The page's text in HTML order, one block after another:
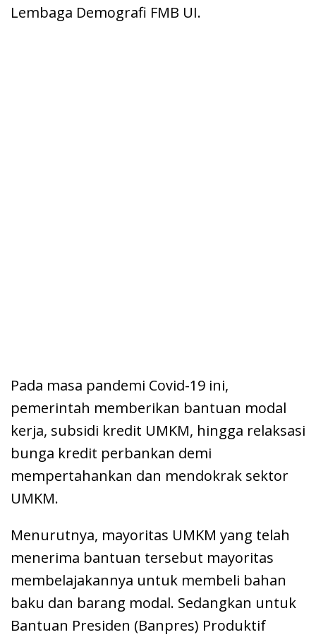
Lembaga Demografi FMB UI.
Pada masa pandemi Covid-19 ini,
pemerintah memberikan bantuan modal
kerja, subsidi kredit UMKM, hingga relaksasi
bunga kredit perbankan demi
mempertahankan dan mendokrak sektor
UMKM.
Menurutnya, mayoritas UMKM yang telah
menerima bantuan tersebut mayoritas
membelajakannya untuk membeli bahan
baku dan barang modal. Sedangkan untuk
Bantuan Presiden (Banpres) Produktif